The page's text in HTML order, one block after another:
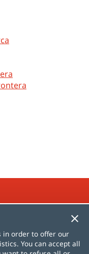
in order to offer our
You can accept all